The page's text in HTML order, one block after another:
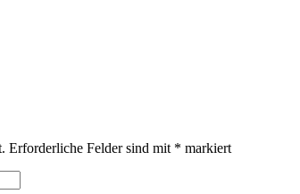
Erforderliche Felder sind mit * markiert